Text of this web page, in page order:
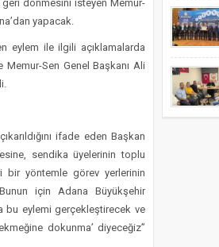
geri dönmesini isteyen Memur-
yapacak.
eylem ile ilgili açıklamalarda
Sen Genel Başkanı Ali
ifade eden Başkan
sendika üyelerinin toplu
bir yöntemle görev yerlerinin
için Adana Büyükşehir
bu eylemi gerçekleştirecek ve
dokunma’ diyeceğiz”